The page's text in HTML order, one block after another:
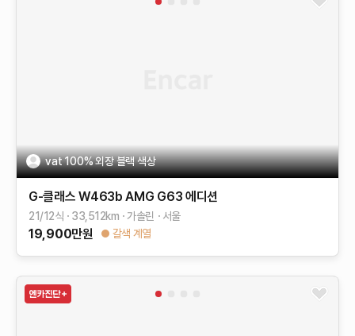
vat 100% 외장 블랙 색상
G-클래스 W463b AMG G63 에디션
21/12식 33,512km 가솔린 서울
19,900만원 갈색 계열